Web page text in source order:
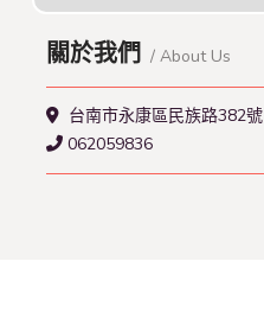
關於我們 / About Us
台南市永康區民族路382號
062059836